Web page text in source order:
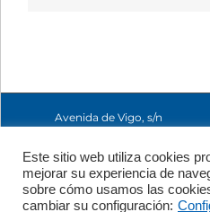
Avenida de Vigo, s/n
Compostela, A
Coruña, España
+34 981 56 98 10
Este sitio web utiliza cookies
mejorar su experiencia de
sobre cómo usamos las
cambiar su configuración: